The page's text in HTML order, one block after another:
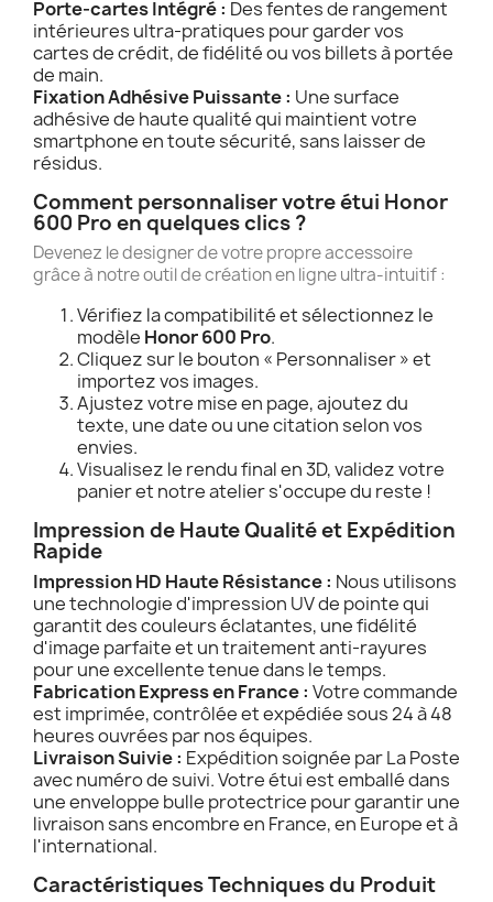
Porte-cartes Intégré : Des fentes de rangement
intérieures ultra-pratiques pour garder vos
cartes de crédit, de fidélité ou vos billets à portée
de main.
Fixation Adhésive Puissante : Une surface
adhésive de haute qualité qui maintient votre
smartphone en toute sécurité, sans laisser de
résidus.
Comment personnaliser votre étui Honor
600 Pro en quelques clics ?
Devenez le designer de votre propre accessoire
grâce à notre outil de création en ligne ultra-intuitif :
Vérifiez la compatibilité et sélectionnez le
modèle Honor 600 Pro.
Cliquez sur le bouton « Personnaliser » et
importez vos images.
Ajustez votre mise en page, ajoutez du
texte, une date ou une citation selon vos
envies.
Visualisez le rendu final en 3D, validez votre
panier et notre atelier s'occupe du reste !
Impression de Haute Qualité et Expédition
Rapide
Impression HD Haute Résistance : Nous utilisons
une technologie d'impression UV de pointe qui
garantit des couleurs éclatantes, une fidélité
d'image parfaite et un traitement anti-rayures
pour une excellente tenue dans le temps.
Fabrication Express en France : Votre commande
est imprimée, contrôlée et expédiée sous 24 à 48
heures ouvrées par nos équipes.
Livraison Suivie : Expédition soignée par La Poste
avec numéro de suivi. Votre étui est emballé dans
une enveloppe bulle protectrice pour garantir une
livraison sans encombre en France, en Europe et à
l'international.
Caractéristiques Techniques du Produit